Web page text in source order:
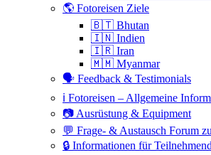
🌎 Fotoreisen Ziele
🇧🇹 Bhutan
🇮🇳 Indien
🇮🇷 Iran
🇲🇲 Myanmar
🗣 Feedback & Testimonials
ℹ️ Fotoreisen – Allgemeine
📷 Ausrüstung & Equipment
💬 Frage- & Austausch Forum
🔒 Informationen für